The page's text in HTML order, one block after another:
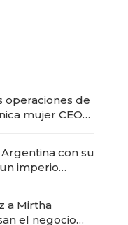
operaciones de
mujer CEO
con su
imperio
a Mirtha
el negocio